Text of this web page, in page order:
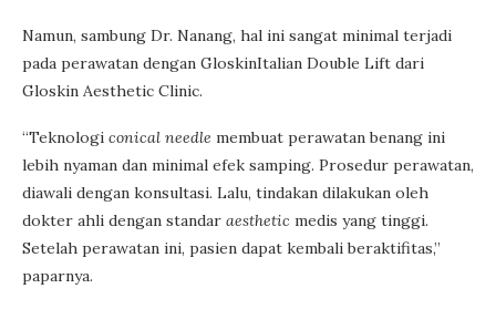
Namun, sambung Dr. Nanang, hal ini sangat minimal terjadi
pada perawatan dengan GloskinItalian Double Lift dari
Gloskin Aesthetic Clinic.
“Teknologi conical needle membuat perawatan benang ini
lebih nyaman dan minimal efek samping. Prosedur perawatan,
diawali dengan konsultasi. Lalu, tindakan dilakukan oleh
dokter ahli dengan standar aesthetic medis yang tinggi.
Setelah perawatan ini, pasien dapat kembali beraktifitas,”
paparnya.